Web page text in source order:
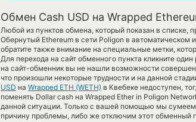
Обмен Cash USD на Wrapped
Любой из пунктов обмена, который показан в списке,
Обернутый Ethereum в сети Poligon в
обратите также внимание на специальные метки,
Для перехода на сайт обменного пункта кликните
на сайт-обменник вы не нашли возможности
что произошли некоторые трудности и на данной
USD на Wrapped ETH (WETH) в Квебеке недоступен,
поменять Dollar cash на Wrapped Ether in Poligon
данной ситуации. Только с вашей помощью мы
причину проблемы, либо же отключим этот обменный